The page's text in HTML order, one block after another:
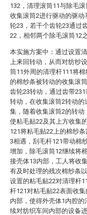
132，清理滚筒11与除毛
收集滚筒2进行驱动的驱
轮23，若干个齿轮23通过
22，相邻两个除毛滚筒12
本实施方案中：通过设置
上来回转动，从而对纺纱
筒11外周的清理杆111将
的棉纱条被转动的收集滚
齿轮23转动，通过齿带
转动，在收集滚筒2转动
集，随着收集滚筒2的转动
使粘毛贴22及其上方收集
121将粘毛贴22上的棉纱
3相遇，刮毛杆121带动棉
增加，除毛滚筒12继续将
接壳体13内部，工人将收
有及时处理的残次棉纱条
设置的粘毛贴22对清理杆
杆121对粘毛贴22表面收
内部，使得外壳体1内腔
续对纺织车间内部的设备